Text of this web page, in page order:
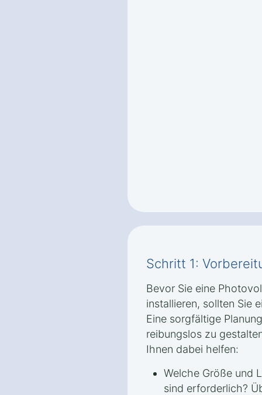
Schritt 1:
Bevor Sie eine
installieren, sollten Sie
Eine sorgfältige
reibungslos zu
Ihnen dabei helfen:
Welche Größe und
sind erforderlich?